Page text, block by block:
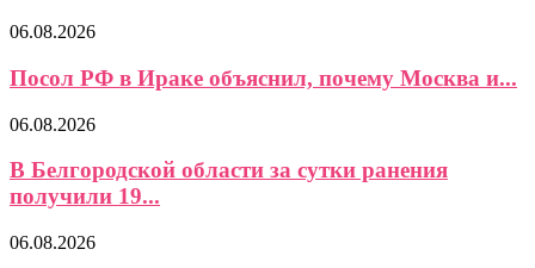
06.08.2026
Посол РФ в Ираке объяснил, почему Москва и...
06.08.2026
В Белгородской области за сутки ранения
получили 19...
06.08.2026